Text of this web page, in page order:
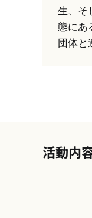
生、そ
態にあ
団体と
活動内